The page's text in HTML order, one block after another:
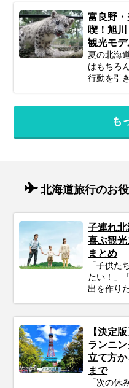
富良野
喫！旭
観光モ
夏の北海
はもちろ
行動を引
も
北海道旅行のお
子連れ
喜ぶ観
まとめ
「子供た
たい！」
出を作り
計画すれ
験になり
ミリーが
めの、計
対喜ぶお
【決定
ランニ
立て方
まで
「次の休